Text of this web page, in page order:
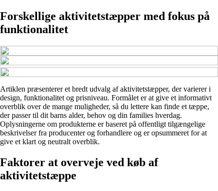
Forskellige aktivitetstæpper med fokus på
funktionalitet
Artiklen præsenterer et bredt udvalg af aktivitetstæpper, der varierer i
design, funktionalitet og prisniveau. Formålet er at give et informativt
overblik over de mange muligheder, så du lettere kan finde et tæppe,
der passer til dit barns alder, behov og din families hverdag.
Oplysningerne om produkterne er baseret på offentligt tilgængelige
beskrivelser fra producenter og forhandlere og er opsummeret for at
give et klart og neutralt overblik.
Faktorer at overveje ved køb af
aktivitetstæppe